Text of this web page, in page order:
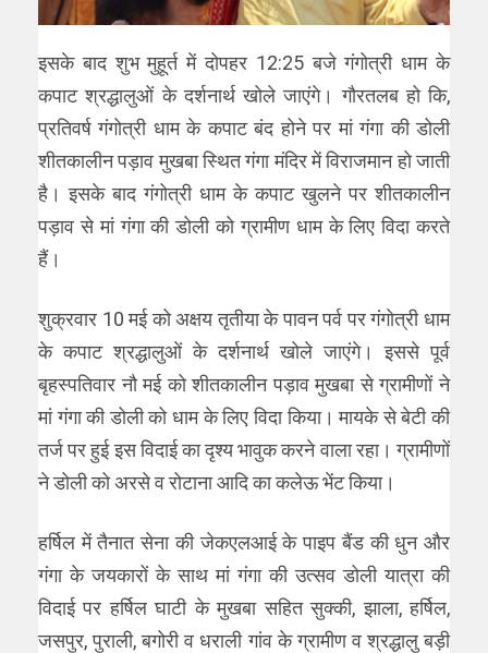
इसके बाद शुभ मुहूर्त में दोपहर 12:25 बजे गंगोत्री धाम के
कपाट श्रद्धालुओं के दर्शनार्थ खोले जाएंगे। गौरतलब हो कि,
प्रतिवर्ष गंगोत्री धाम के कपाट बंद होने पर मां गंगा की डोली
शीतकालीन पड़ाव मुखबा ​स्थित गंगा मंदिर में विराजमान हो जाती
है। इसके बाद गंगोत्री धाम के कपाट खुलने पर शीतकालीन
पड़ाव से मां गंगा की डोली को ग्रामीण धाम के लिए विदा करते
हैं।
शुक्रवार 10 मई को अक्षय तृतीया के पावन पर्व पर गंगोत्री धाम
के कपाट श्रद्धालुओं के दर्शनार्थ खोले जाएंगे। इससे पूर्व
बृहस्पतिवार नौ मई को शीतकालीन पड़ाव मुखबा से ग्रामीणों ने
मां गंगा की डोली को धाम के लिए विदा किया। मायके से बेटी की
तर्ज पर हुई इस विदाई का दृश्य भावुक करने वाला रहा। ग्रामीणों
ने डोली को अरसे व रोटाना आदि का कलेऊ भेंट किया।
ह​र्षिल में तैनात सेना की जेकएलआई के पाइप बैंड की धुन और
गंगा के जयकारों के साथ मां गंगा की उत्सव डोली यात्रा की
विदाई पर ह​र्षिल घाटी के मुखबा सहित सुक्की, झाला, ह​र्षिल,
जसपुर, पुराली, बगोरी व धराली गांव के ग्रामीण व श्रद्धालु बड़ी